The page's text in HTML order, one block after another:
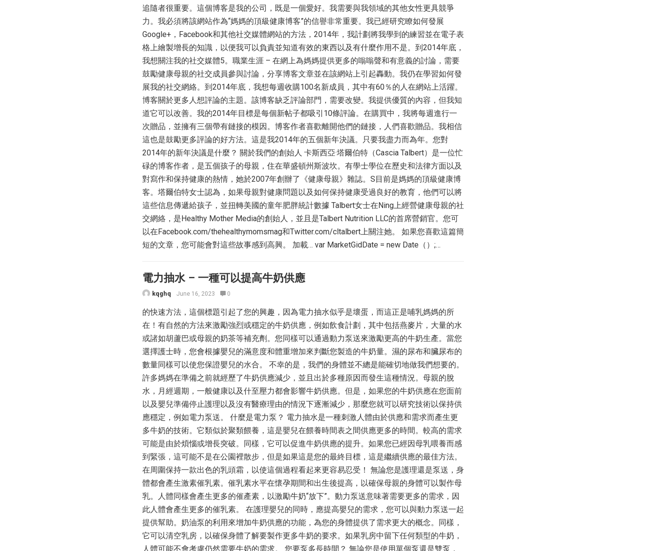
追隨者很重要。這個博客是我的公司，既是一個愛好。我需要與我領域的其他女性更具競爭
力。我必須將該網站作為“媽媽的頂級健康博客”的信譽非常重要。我已經研究瞭如何發展
Google+，Facebook和其他社交媒體網站的方法，2014年，我計劃將我學到的練習並在電子表
格上繪製增長的知識，以便我可以負責並知道有效的東西以及有什麼作用不是。到2014年底，
我想關注我的社交媒體5。職業生涯 – 在網上為媽媽提供更多的嗡嗡聲和有意義的討論，需要
鼓勵健康母親的社交成員參與討論，分享博客文章並在該網站上引起轟動。我仍在學習如何發
展我的社交網絡。到2014年底，我想每週收購100名新成員，其中有60％的人在網站上活躍。
博客關於更多人想評論的主題。該博客缺乏評論部門，需要改變。我提供優質的內容，但我知
道它可以改善。我的2014年目標是每個新帖子都吸引10條評論。在購買中，我將每週進行一
次贈品，並擁有三個帶有鏈接的模因。博客作者喜歡離開他們的鏈接，人們喜歡贈品。我相信
這也是鼓勵更多評論的好方法。這是我2014年的五個新年決議。只要我盡力而為年。您對
2014年的新年決議是什麼？ 關於我們的創始人 卡斯西亞·塔爾伯特（Cascia Talbert）是一位忙
碌的博客作者，是五個孩子的母親，住在華盛頓州斯波坎。有學士學位在歷史和法律方面以及
對寫作和保持健康的熱情，她於2007年創辦了《健康母親》雜誌。S目前是媽媽的頂級健康博
客。塔爾伯特女士認為，如果母親對健康問題以及如何保持健康受過良好的教育，他們可以將
這些信息傳遞給孩子，並扭轉美國的童年肥胖統計數據 Talbert女士在Ning上經營健康母親的社
交網絡，是Healthy Mother Media的創始人，並且是Talbert Nutrition LLC的首席營銷官。您可
以在Facebook.com/thehealthymomsmag和Twitter.com/cltalbert上關注她。 如果您喜歡這篇簡
短的文章，您可能會對這些故事感到高興。 加載… var MarketGidDate = new Date（）;…
電力抽水 – 一種可以提高牛奶供應
kqghq June 16, 2023 0
的快速方法，這個標題引起了您的興趣，因為電力抽水似乎是壞蛋，而這正是哺乳媽媽的所
在！有自然的方法來激勵強烈或穩定的牛奶供應，例如飲食計劃，其中包括燕麥片，大量的水
或諸如胡蘆巴或母親的奶茶等補充劑。您同樣可以通過動力泵送來激勵更高的牛奶生產。當您
選擇護士時，您會根據嬰兒的滿意度和體重增加來判斷您製造的牛奶量。濕的尿布和臟尿布的
數量同樣可以使您保證嬰兒的水合。 不幸的是，我們的身體並不總是能確切地做我們想要的。
許多媽媽在準備之前就經歷了牛奶供應減少，並且出於多種原因而發生這種情況。母親的脫
水，月經週期，一般健康以及什至壓力都會影響牛奶供應。但是，如果您的牛奶供應在您面前
以及嬰兒準備停止護理以及沒有醫療理由的情況下逐漸減少，那麼您就可以研究技術以保持供
應穩定，例如電力泵送。 什麼是電力泵？ 電力抽水是一種刺激人體由於供應和需求而產生更
多牛奶的技術。它類似於聚類餵養，這是嬰兒在餵養時間表之間供應更多的時間。較高的需求
可能是由於煩惱或增長突破。同樣，它可以促進牛奶供應的提升。如果您已經因母乳喂養而感
到緊張，這可能不是在公園裡散步，但是如果這是您的最終目標，這是繼續供應的最佳方法。
在周圍保持一款出色的乳頭霜，以使這個過程看起來更容易忍受！ 無論您是護理還是泵送，身
體都會產生激素催乳素。催乳素水平在懷孕期間和出生後提高，以確保母親的身體可以製作母
乳。人體同樣會產生更多的催產素，以激勵牛奶“放下”。動力泵送意味著需要更多的需求，因
此人體會產生更多的催乳素。 在護理嬰兒的同時，應提高嬰兒的需求，您可以與動力泵送一起
提供幫助。奶油泵的利用來增加牛奶供應的功能，為您的身體提供了需求更大的概念。同樣，
它可以清空乳房，以確保身體了解要製作更多牛奶的要求。如果乳房中留下任何類型的牛奶，
人體可能不會考慮仍然需要牛奶的需求。 您要泵多長時間？ 無論您是使用單個泵還是雙泵，